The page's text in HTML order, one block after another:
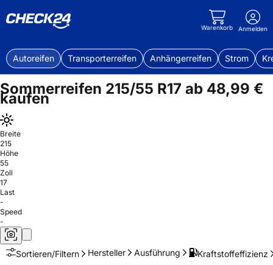
Warenkorb Anmelden
Autoreifen Transporterreifen Anhängerreifen Strom
Sommerreifen 215/55 R17 ab 48,99 €
kaufen
Breite
215
Höhe
55
Zoll
17
Last
-
Speed
-
Sortieren/Filtern Hersteller Ausführung Kraftstoffeffizienz